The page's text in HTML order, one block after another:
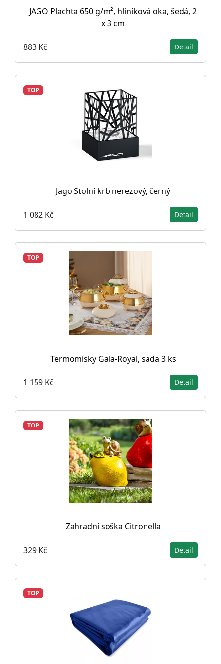
JAGO Plachta 650 g/m², hliníková oka, šedá, 2
x 3 cm
883 Kč Detail
TOP
Jago Stolní krb nerezový, černý
1 082 Kč Detail
TOP
Termomisky Gala-Royal, sada 3 ks
1 159 Kč Detail
TOP
Zahradní soška Citronella
329 Kč Detail
TOP